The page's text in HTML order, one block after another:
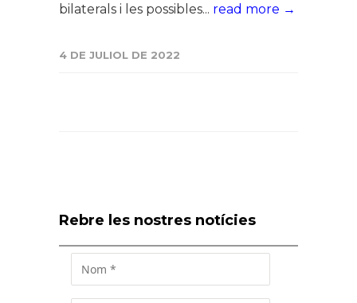
bilaterals i les possibles... read more →
4 DE JULIOL DE 2022
Rebre les nostres notícies